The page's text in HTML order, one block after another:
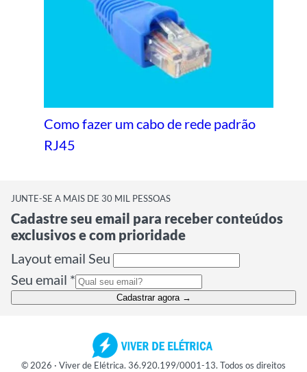
Como fazer um cabo de rede padrão
RJ45
JUNTE-SE A MAIS DE 30 MIL PESSOAS
Cadastre seu email para receber conteúdos
exclusivos e com prioridade
Layout email Seu
Seu email *
Cadastrar agora →
© 2026 · Viver de Elétrica. 36.920.199/0001-13. Todos os direitos